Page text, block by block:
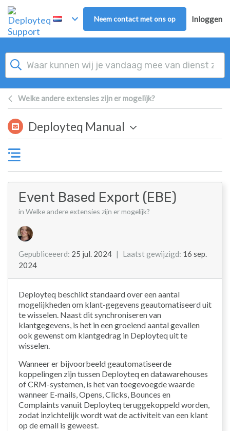
Overslaan naar hoofdinhoud
Neem contact met ons op Inloggen
Welke andere extensies zijn er mogelijk?
Deployteq Manual
Event Based Export (EBE)
in Welke andere extensies zijn er mogelijk?
Lijst van auteurs
Gepubliceeerd: 25 jul. 2024 | Laatst gewijzigd: 16 sep.
2024
Deployteq beschikt standaard over een aantal
mogelijkheden om klant-gegevens geautomatiseerd uit
te wisselen. Naast dit synchroniseren van
klantgegevens, is het in een groeiend aantal gevallen
ook gewenst om klantgedrag in Deployteq uit te
wisselen.
Wanneer er bijvoorbeeld geautomatiseerde
koppelingen zijn tussen Deployteq en datawarehouses
of CRM-systemen, is het van toegevoegde waarde
wanneer E-mails, Opens, Clicks, Bounces en
Complaints vanuit Deployteq teruggekoppeld worden,
zodat inzichtelijk wordt wat de activiteit van een klant
op de email is geweest.